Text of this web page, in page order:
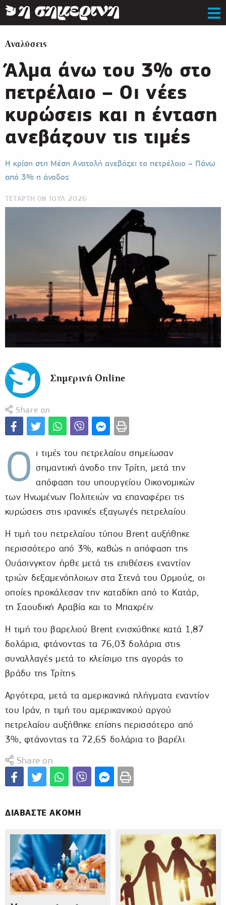
Αναλύσεις
Άλμα άνω του 3% στο
πετρέλαιο – Οι νέες
κυρώσεις και η ένταση
ανεβάζουν τις τιμές
Η κρίση στη Μέση Ανατολή ανεβάζει το πετρέλαιο – Πάνω
από 3% η άνοδος
ΤΕΤΑΡΤΗ 08 ΙΟΥΛ 2026
Σημερινή Online
Share on
Ο ι τιμές του πετρελαίου σημείωσαν
σημαντική άνοδο την Τρίτη, μετά την
απόφαση του υπουργείου Οικονομικών
των Ηνωμένων Πολιτειών να επαναφέρει τις
κυρώσεις στις ιρανικές εξαγωγές πετρελαίου.
Η τιμή του πετρελαίου τύπου Brent αυξήθηκε
περισσότερο από 3%, καθώς η απόφαση της
Ουάσινγκτον ήρθε μετά τις επιθέσεις εναντίον
τριών δεξαμενόπλοιων στα Στενά του Ορμούζ, οι
οποίες προκάλεσαν την καταδίκη από το Κατάρ,
τη Σαουδική Αραβία και το Μπαχρέιν.
Η τιμή του βαρελιού Brent ενισχύθηκε κατά 1,87
δολάρια, φτάνοντας τα 76,03 δολάρια στις
συναλλαγές μετά το κλείσιμο της αγοράς το
βράδυ της Τρίτης.
Αργότερα, μετά τα αμερικανικά πλήγματα εναντίον
του Ιράν, η τιμή του αμερικανικού αργού
πετρελαίου αυξήθηκε επίσης περισσότερο από
3%, φτάνοντας τα 72,65 δολάρια το βαρέλι.
Share on
ΔΙΑΒΑΣΤΕ ΑΚΟΜΗ